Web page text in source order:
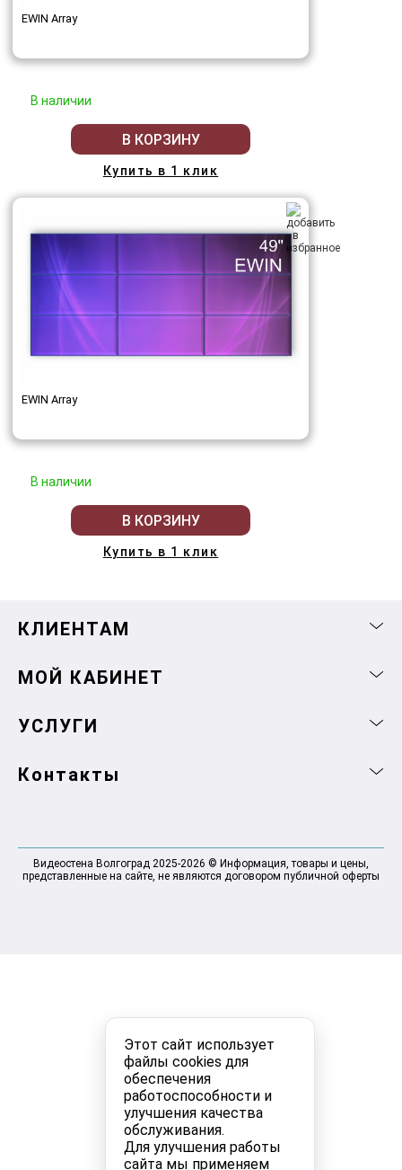
Этот сайт использует
файлы cookies для
обеспечения
работоспособности и
улучшения качества
обслуживания.
Для улучшения работы
сайта мы применяем
EWIN Array
В наличии
В КОРЗИНУ
Купить в 1 клик
EWIN Array
В наличии
В КОРЗИНУ
Купить в 1 клик
КЛИЕНТАМ
МОЙ КАБИНЕТ
УСЛУГИ
Контакты
Видеостена Волгоград 2025-2026 © Информация, товары и цены,
представленные на сайте, не являются договором публичной оферты